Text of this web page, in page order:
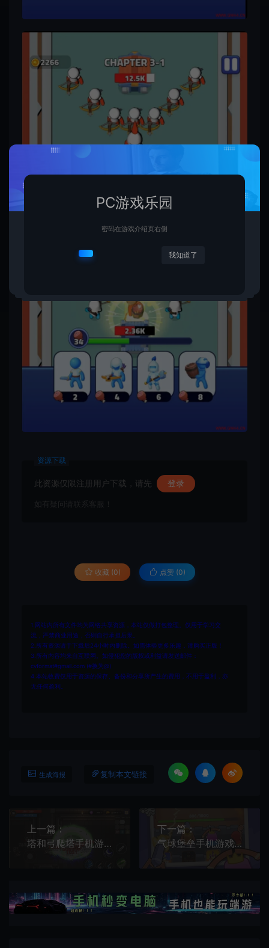
资源下载
此资源仅限注册用户下载，请先 登录
如有疑问请联系客服！
收藏 (0) 点赞 (0)
1.网站内所有文件均为网络共享资源，本站仅做打包整理。仅用于学习交
流，严禁商业用途，否则自行承担后果。
2.所有资源请于下载后24小时内删除。如需体验更多乐趣，请购买正版！
3.所有内容均来自互联网。如侵犯您的版权或利益请发送邮件：
cvformat#gmail.com (#换为@)
4.本站收费仅用于资源的保存、备份和分享所产生的费用，不用于盈利，亦
无任何盈利。
生成海报 复制本文链接
上一篇：
塔和弓爬塔手机游戏[Android][v1.004]
下一篇：
气球堡垒手机游戏[Android][v1.2.7]
PC游戏乐园
密码在游戏介绍页右侧
我知道了